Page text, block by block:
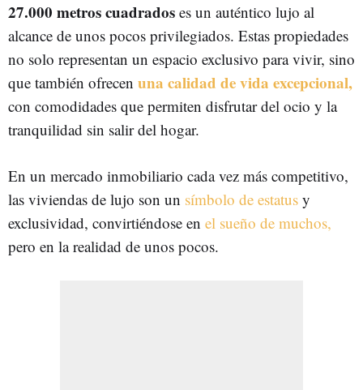
27.000 metros cuadrados es un auténtico lujo al
alcance de unos pocos privilegiados. Estas propiedades
no solo representan un espacio exclusivo para vivir, sino
que también ofrecen una calidad de vida excepcional,
con comodidades que permiten disfrutar del ocio y la
tranquilidad sin salir del hogar.
En un mercado inmobiliario cada vez más competitivo,
las viviendas de lujo son un símbolo de estatus y
exclusividad, convirtiéndose en el sueño de muchos,
pero en la realidad de unos pocos.